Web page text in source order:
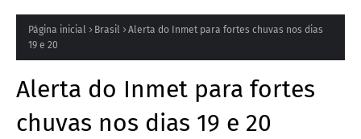
Página inicial Brasil
Alerta do Inmet para fortes chuvas nos dias
19 e 20
Alerta do Inmet para fortes
chuvas nos dias 19 e 20